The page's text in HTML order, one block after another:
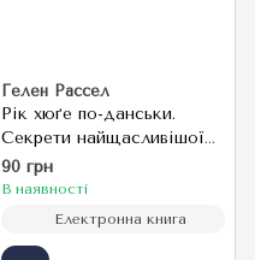
Гелен Рассел
Рік хюґе по-данськи.
Секрети найщасливішої
країни у світі
90 грн
В наявності
Електронна книга